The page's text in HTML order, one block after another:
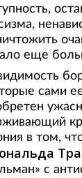
еще
сами
в том,
с